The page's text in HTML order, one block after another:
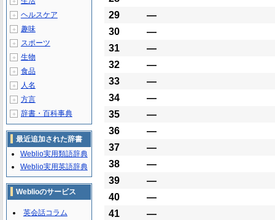
29
―
30
―
31
―
32
―
33
―
34
―
35
―
36
―
37
―
38
―
39
―
40
―
41
―
＋ ヘルスケア
＋ 趣味
＋ スポーツ
＋ 生物
＋ 食品
＋ 人名
＋ 方言
＋ 辞書・百科事典
最近追加された辞書
Weblio実用類語辞典
Weblio実用英語辞典
Weblioのサービス
英会話コラム